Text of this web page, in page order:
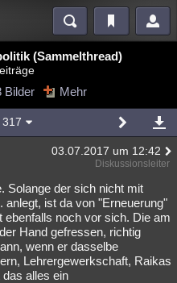
Videos
Mystery Kriminalfälle
Technologie Ufologie
Esoterik Literatur
(Sammelthread)
Bilder Mehr
03.07.2017 um 12:42
Diskussionsleiter
Solange der sich nicht mit
ist da von "Erneuerung"
ebenfalls noch vor sich. Die am
Hand gefressen, richtig
wenn er dasselbe
Lehrergewerkschaft, Raikas
alles ein